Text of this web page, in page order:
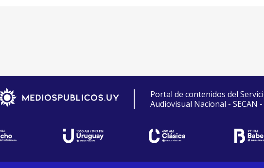
Portal de contenidos del
Audiovisual Nacional - SECAN